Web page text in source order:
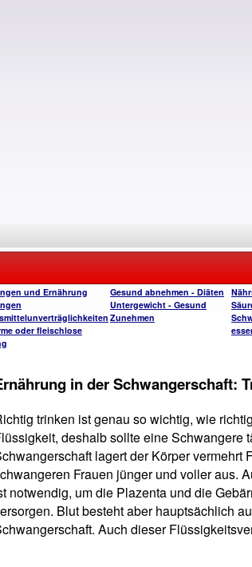
und Ernährung
oder fleischlose
Gesund abnehmen - Diäten
Untergewicht - Gesund
Zunehmen
in der Schwangerschaft:
trinken ist genau so wichtig, wie
deshalb sollte eine Schwangere
lagert der Körper
Frauen jünger und voller aus.
notwendig, um die Plazenta und die
Blut besteht aber hauptsächlich
Auch dieser